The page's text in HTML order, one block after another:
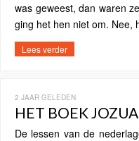
was geweest, dan waren
ging het hen niet om. Nee,
Lees verder
2 JAAR GELEDEN
HET BOEK
De lessen van de